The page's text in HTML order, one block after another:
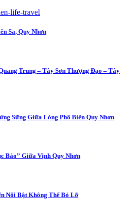
Sa, Quy Nhơn
Trung – Tây Sơn Thượng Đạo – Tây
Sững Giữa Lòng Phố Biển Quy Nhơn
Bảo” Giữa Vịnh Quy Nhơn
Nổi Bật Không Thể Bỏ Lỡ